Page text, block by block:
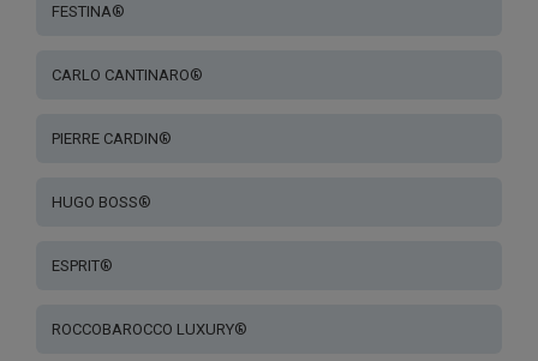
FESTINA®
CARLO CANTINARO®
PIERRE CARDIN®
HUGO BOSS®
ESPRIT®
ROCCOBAROCCO LUXURY®